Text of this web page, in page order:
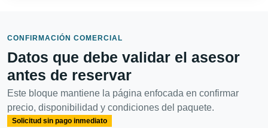
CONFIRMACIÓN COMERCIAL
Datos que debe validar el asesor
antes de reservar
Este bloque mantiene la página enfocada en confirmar
precio, disponibilidad y condiciones del paquete.
Solicitud sin pago inmediato